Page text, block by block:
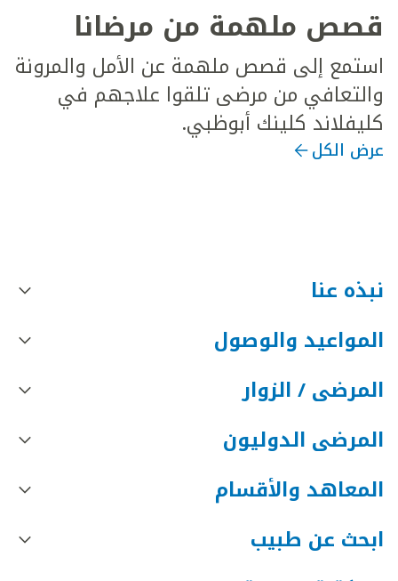
قصص ملهمة من مرضانا
استمع إلى قصص ملهمة عن الأمل والمرونة
والتعافي من مرضى تلقوا علاجهم في
كليفلاند كلينك أبوظبي.
عرض الكل
نبذه عنا
المواعيد والوصول
المرضى / الزوار
المرضى الدوليون
المعاهد والأقسام
ابحث عن طبيب